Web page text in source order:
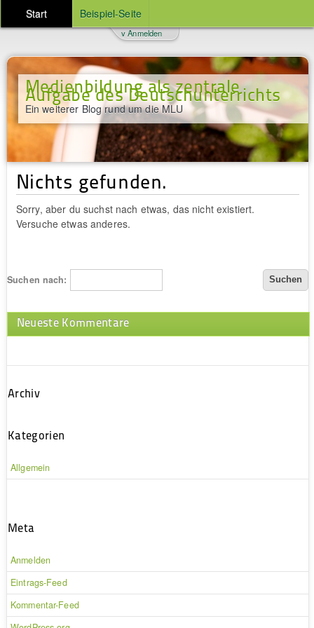
Start Beispiel-Seite
Medienbildung als zentrale
Aufgabe des Deutschunterrichts
Ein weiterer Blog rund um die MLU
v Anmelden
Nichts gefunden.
Sorry, aber du suchst nach etwas, das nicht existiert.
Versuche etwas anderes.
Suchen nach:
Neueste Kommentare
Archiv
Kategorien
Allgemein
Meta
Anmelden
Eintrags-Feed
Kommentar-Feed